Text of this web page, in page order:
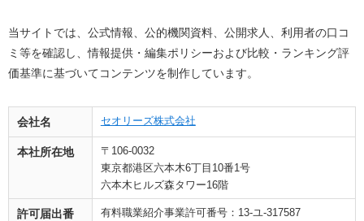
当サイトでは、公式情報、公的機関資料、公開求人、利用者の口コ
ミ等を確認し、情報提供・編集ポリシーおよび比較・ランキング評
価基準に基づいてコンテンツを制作しています。
会社名 セオリーズ株式会社
本社所在地
〒106-0032
東京都港区六本木6丁目10番1号
六本木ヒルズ森タワー16階
許可届出番
有料職業紹介事業許可番号：13-ユ-317587